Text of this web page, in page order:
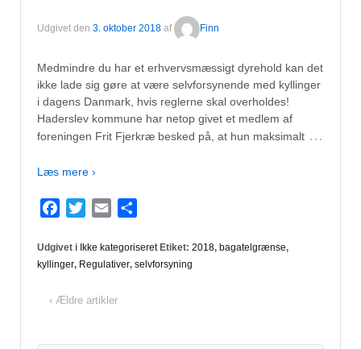
Udgivet den 3. oktober 2018 af Finn
Medmindre du har et erhvervsmæssigt dyrehold kan det
ikke lade sig gøre at være selvforsynende med kyllinger
i dagens Danmark, hvis reglerne skal overholdes!
Haderslev kommune har netop givet et medlem af
foreningen Frit Fjerkræ besked på, at hun maksimalt …
Læs mere ›
Facebook
TwitterEmail
Udgivet i Ikke kategoriseretEtiket: 2018, bagatelgrænse,
kyllinger, Regulativer, selvforsyning
‹ Ældre artikler